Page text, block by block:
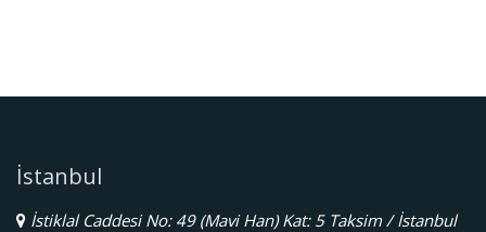
İstanbul
İstiklal Caddesi No: 49 (Mavi Han) Kat: 5 Taksim / İstanbul